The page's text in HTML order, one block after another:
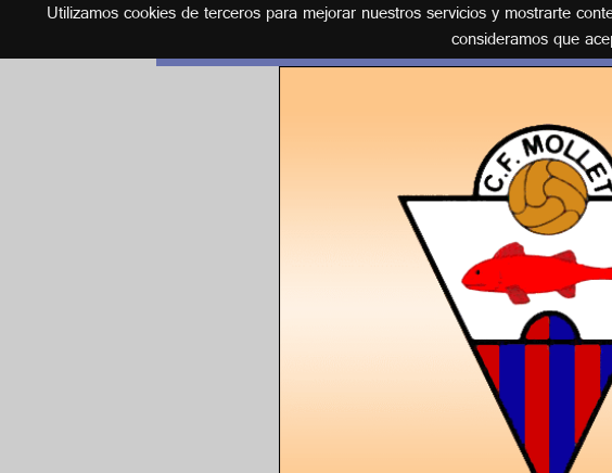
Utilizamos cookies de terceros para mejorar nuestros servicios y mostrarte
consideramos que
Español